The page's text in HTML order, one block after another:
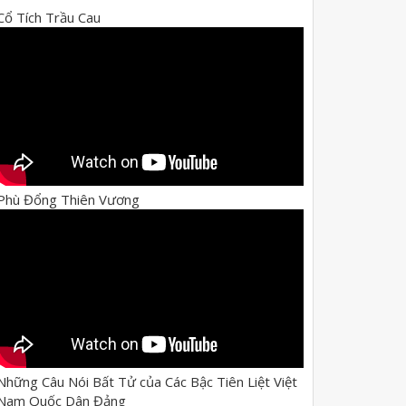
Tích Trầu Cau
Đổng Thiên Vương
Câu Nói Bất Tử của Các Bậc Tiên Liệt Việt
Quốc Dân Đảng